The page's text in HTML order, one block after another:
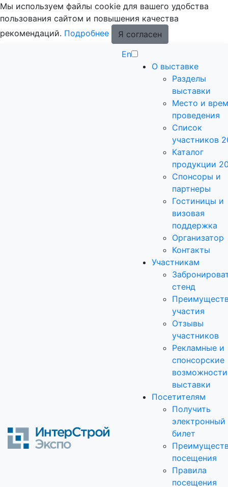
Мы используем файлы cookie для вашего удобства
пользования сайтом и повышения качества
рекомендаций. Подробнее
Я согласен
En
О выставке
Разделы
выставки
Место и
проведения
Список
участников
Каталог
продукции
Спонсоры и
партнеры
Гостиницы и
визовая
поддержка
Организатор
Контакты
Участникам
стенд
участия
Отзывы
участников
Рекламные и
спонсорские
возможности
выставки
Посетителям
Получить
электронный
билет
посещения
Правила
посещения